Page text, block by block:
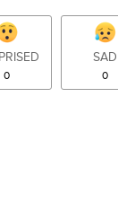
0
SAD
0